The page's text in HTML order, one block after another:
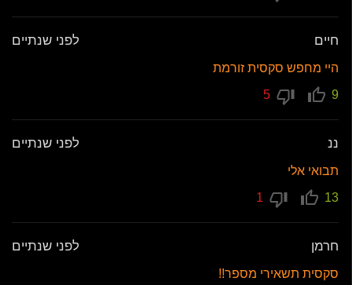
חיים לפני שנתיים
היי מחפש סקסית זורמת
9
ננ לפני שנתיים
תבואי אלי
13
חרמן לפני שנתיים
סקסית תשאירי מספר!!